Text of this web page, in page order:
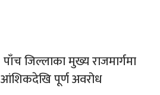
पाँच जिल्लाका मुख्य राजमार्गमा
आंशिकदेखि पूर्ण अवरोध